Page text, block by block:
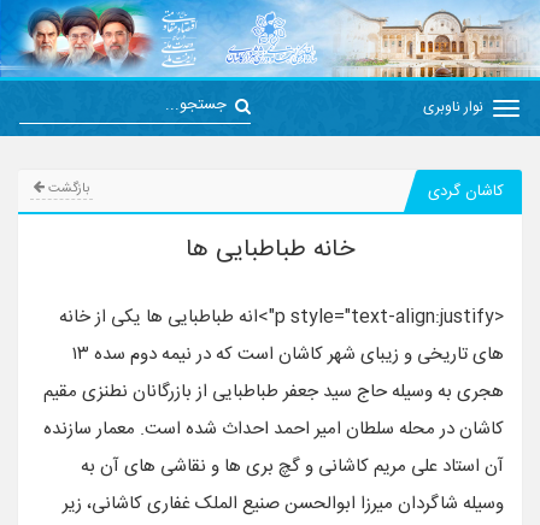
نوار ناوبری
کاشان گردی بازگشت
خانه طباطبایی ها
<p style="text-align:justify">انه طباطبایی ها یکی از خانه
های تاریخی و زیبای شهر کاشان است که در نیمه دوم سده ۱۳
هجری به‌ وسیله حاج سید جعفر طباطبایی از بازرگانان نطنزی مقیم
کاشان در محله سلطان امیر احمد احداث شده‌ است. معمار سازنده
آن استاد علی مریم کاشانی و گچ بری‌ ها و نقاشی‌ های آن به
وسیله شاگردان میرزا ابوالحسن صنیع الملک غفاری کاشانی، زیر